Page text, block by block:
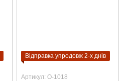
Відправка упродовж 2-х днів
Артикул: O-1018